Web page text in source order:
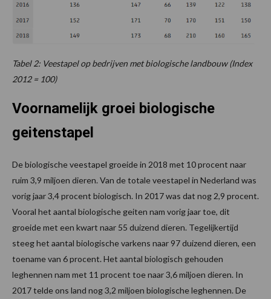
Tabel 2: Veestapel op bedrijven met biologische landbouw (Index
2012 = 100)
Voornamelijk groei biologische
geitenstapel
De biologische veestapel groeide in 2018 met 10 procent naar
ruim 3,9 miljoen dieren. Van de totale veestapel in Nederland was
vorig jaar 3,4 procent biologisch. In 2017 was dat nog 2,9 procent.
Vooral het aantal biologische geiten nam vorig jaar toe, dit
groeide met een kwart naar 55 duizend dieren. Tegelijkertijd
steeg het aantal biologische varkens naar 97 duizend dieren, een
toename van 6 procent. Het aantal biologisch gehouden
leghennen nam met 11 procent toe naar 3,6 miljoen dieren. In
2017 telde ons land nog 3,2 miljoen biologische leghennen. De